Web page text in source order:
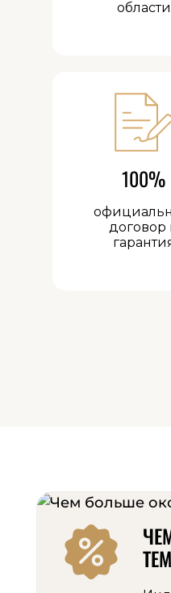
области
100%
договор